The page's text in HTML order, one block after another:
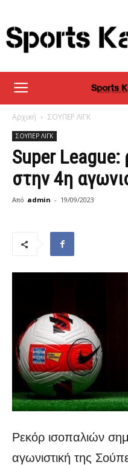
sportskalampaka
Αρχική ΣΟΥΠΕΡ ΛΙΓΚ
ΣΟΥΠΕΡ ΛΙΓΚ
Super League:
στην 4η
Από admin - 19/09/2023
Ρεκόρ ισοπαλιών
αγωνιστική της